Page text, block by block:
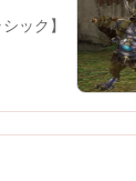
ック】